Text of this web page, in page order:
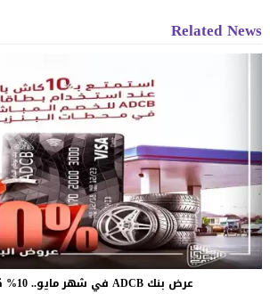
Related News
عرض بنك ADCB في شهر مايو.. 10% كاش باك...